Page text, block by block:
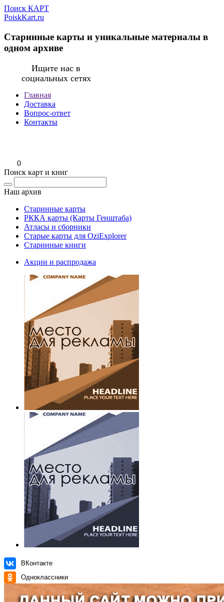
Поиск КАРТ
PoiskKart.ru
Старинные карты и уникальные материалы в
одном архиве
Ищите нас в
социальных сетях
Главная
Доставка
Вопрос-ответ
Контакты
0
Поиск карт и книг
Наш архив
Старинные карты
РККА карты (Карты Генштаба)
Атласы и сборники
Старые карты для OziExplorer
Старинные книги
Акции и распродажа
ВКонтакте
Одноклассники